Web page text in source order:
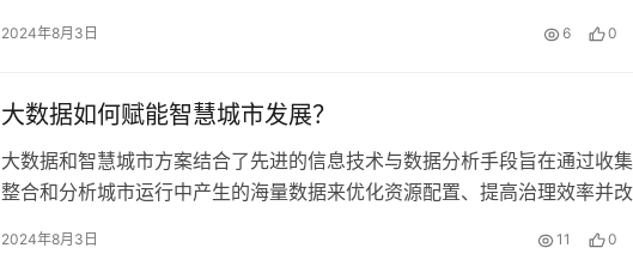
2024年8月3日 6 0
大数据如何赋能智慧城市发展？
大数据和智慧城市方案结合了先进的信息技术与数据分析手段旨在通过收集
整合和分析城市运行中产生的海量数据来优化资源配置、提高治理效率并改
2024年8月3日 11 0